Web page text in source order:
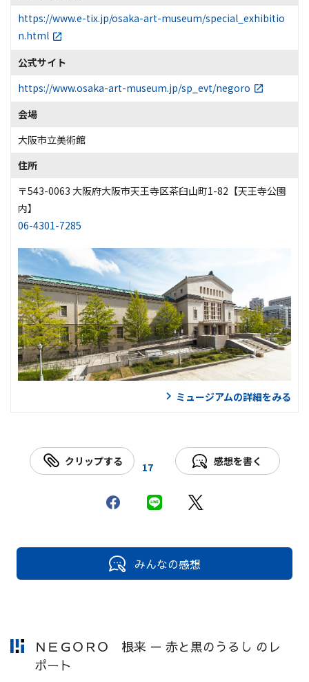
https://www.e-tix.jp/osaka-art-museum/special_exhibitio
n.html
公式サイト
https://www.osaka-art-museum.jp/sp_evt/negoro
会場
大阪市立美術館
住所
〒543-0063 大阪府大阪市天王寺区茶臼山町1-82【天王寺公園
内】
06-4301-7285
ミュージアムの詳細をみる
クリップする 17 感想を書く
みんなの感想
ＮＥＧＯＲＯ 根来 － 赤と黒のうるし のレ
ポート